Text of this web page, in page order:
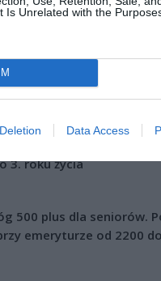
Is Unrelated with the
Data Access
3. roku życia
500 plus dla seniorów.
emeryturze od 2200